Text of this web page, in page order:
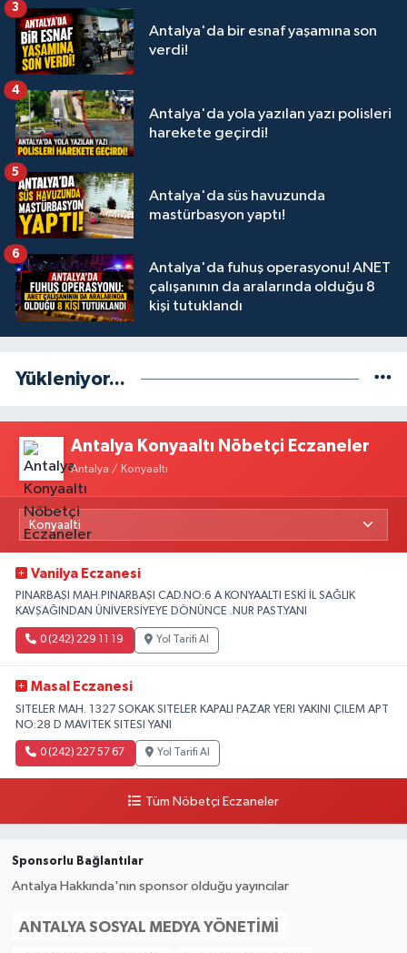
Antalya'da bir esnaf yaşamına son
verdi!
3
Antalya'da yola yazılan yazı polisleri
harekete geçirdi!
4
Antalya'da süs havuzunda
mastürbasyon yaptı!
5
Antalya'da fuhuş operasyonu! ANET
çalışanının da aralarında olduğu 8
kişi tutuklandı
6
Yükleniyor...
Antalya Konyaaltı Nöbetçi Eczaneler
Antalya / Konyaaltı
Vanilya Eczanesi
PINARBAŞI MAH.PINARBAŞI CAD.NO:6 A KONYAALTI ESKİ İL SAĞLIK
KAVŞAĞINDAN ÜNİVERSİYEYE DÖNÜNCE .NUR PAST.YANI
0 (242) 229 11 19 Yol Tarifi Al
Masal Eczanesi
SITELER MAH. 1327 SOKAK SITELER KAPALI PAZAR YERI YAKINI ÇILEM APT
NO:28 D MAVITEK SITESI YANI
0 (242) 227 57 67 Yol Tarifi Al
Tüm Nöbetçi Eczaneler
Sponsorlu Bağlantılar
Antalya Hakkında'nın sponsor olduğu yayıncılar
ANTALYA SOSYAL MEDYA YÖNETIMI